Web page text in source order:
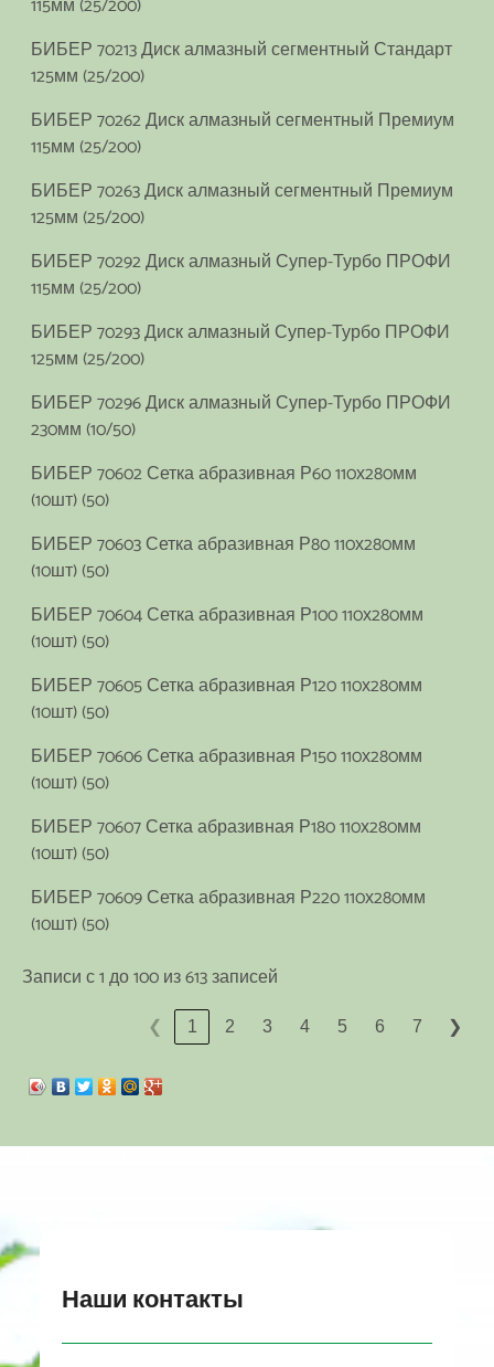
115мм (25/200)
БИБЕР 70213 Диск алмазный сегментный Стандарт
125мм (25/200)
БИБЕР 70262 Диск алмазный сегментный Премиум
115мм (25/200)
БИБЕР 70263 Диск алмазный сегментный Премиум
125мм (25/200)
БИБЕР 70292 Диск алмазный Супер-Турбо ПРОФИ
115мм (25/200)
БИБЕР 70293 Диск алмазный Супер-Турбо ПРОФИ
125мм (25/200)
БИБЕР 70296 Диск алмазный Супер-Турбо ПРОФИ
230мм (10/50)
БИБЕР 70602 Сетка абразивная Р60 110х280мм
(10шт) (50)
БИБЕР 70603 Сетка абразивная Р80 110х280мм
(10шт) (50)
БИБЕР 70604 Сетка абразивная Р100 110х280мм
(10шт) (50)
БИБЕР 70605 Сетка абразивная Р120 110х280мм
(10шт) (50)
БИБЕР 70606 Сетка абразивная Р150 110х280мм
(10шт) (50)
БИБЕР 70607 Сетка абразивная Р180 110х280мм
(10шт) (50)
БИБЕР 70609 Сетка абразивная Р220 110х280мм
(10шт) (50)
Записи с 1 до 100 из 613 записей
❮ 1 2 3 4 5 6 7 ❯
Наши контакты